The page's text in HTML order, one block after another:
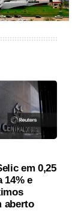
em 0,25
14% e
aberto